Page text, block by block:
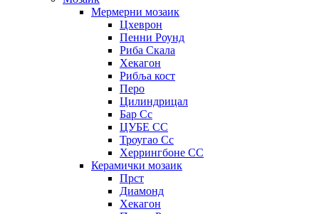
Мермерни мозаик
Цхеврон
Пенни Роунд
Риба Скала
Хекагон
Рибља кост
Перо
Цилиндрицал
Бар Сс
ЦУБЕ СС
Троугао Сс
Херрингбоне СС
Керамички мозаик
Прст
Диамонд
Хекагон